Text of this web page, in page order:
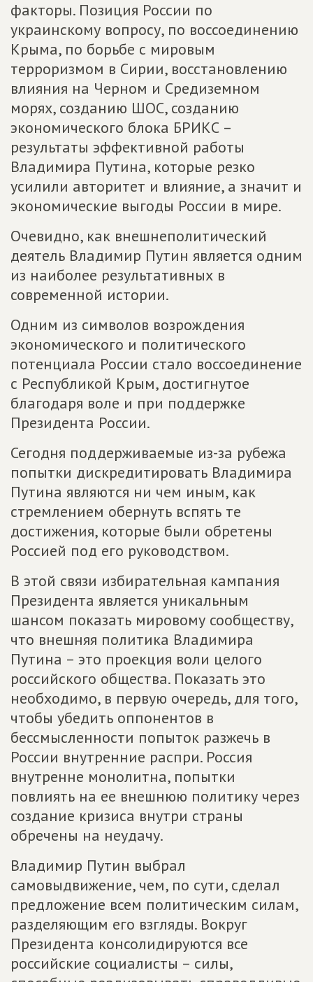
факторы. Позиция России по
украинскому вопросу, по воссоединению
Крыма, по борьбе с мировым
терроризмом в Сирии, восстановлению
влияния на Черном и Средиземном
морях, созданию ШОС, созданию
экономического блока БРИКС –
результаты эффективной работы
Владимира Путина, которые резко
усилили авторитет и влияние, а значит и
экономические выгоды России в мире.
Очевидно, как внешнеполитический
деятель Владимир Путин является одним
из наиболее результативных в
современной истории.
Одним из символов возрождения
экономического и политического
потенциала России стало воссоединение
с Республикой Крым, достигнутое
благодаря воле и при поддержке
Президента России.
Сегодня поддерживаемые из-за рубежа
попытки дискредитировать Владимира
Путина являются ни чем иным, как
стремлением обернуть вспять те
достижения, которые были обретены
Россией под его руководством.
В этой связи избирательная кампания
Президента является уникальным
шансом показать мировому сообществу,
что внешняя политика Владимира
Путина – это проекция воли целого
российского общества. Показать это
необходимо, в первую очередь, для того,
чтобы убедить оппонентов в
бессмысленности попыток разжечь в
России внутренние распри. Россия
внутренне монолитна, попытки
повлиять на ее внешнюю политику через
создание кризиса внутри страны
обречены на неудачу.
Владимир Путин выбрал
самовыдвижение, чем, по сути, сделал
предложение всем политическим силам,
разделяющим его взгляды. Вокруг
Президента консолидируются все
российские социалисты – силы,